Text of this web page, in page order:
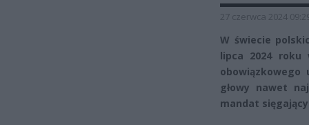
27 czerwca 2024
W świecie
lipca 2024
głowy nawet
mandat